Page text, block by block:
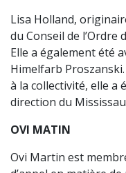
Lisa Holland,
du Conseil de l’Ordre
Elle a également été
Himelfarb
à la collectivité, elle a
direction du
OVI MATIN
Ovi Martin est